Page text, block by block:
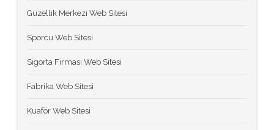
Güzellik Merkezi Web Sitesi
Sporcu Web Sitesi
Sigorta Firması Web Sitesi
Fabrika Web Sitesi
Kuaför Web Sitesi